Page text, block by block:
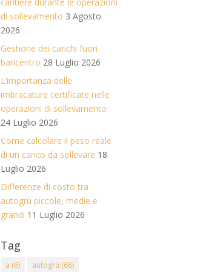
di sollevamento 3 Agosto
2026
Gestione dei carichi fuori
baricentro 28 Luglio 2026
L’importanza delle
imbracature certificate nelle
operazioni di sollevamento
24 Luglio 2026
Come calcolare il peso reale
di un carico da sollevare 18
Luglio 2026
Differenze di costo tra
autogrù piccole, medie e
grandi 11 Luglio 2026
Tag
a (6) autogrù (68)